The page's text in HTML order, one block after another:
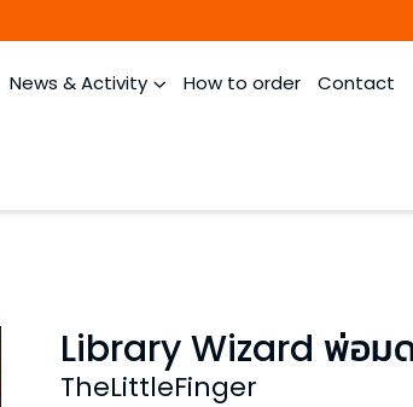
News & Activity How to order Contact
Library Wizard พ่อม
TheLittleFinger